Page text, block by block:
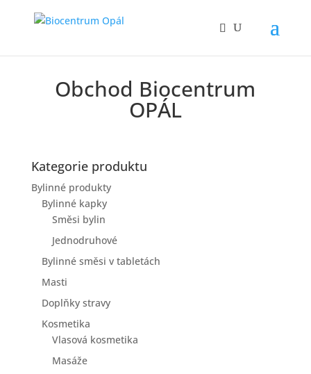
Obchod Biocentrum
OPÁL
Kategorie produktu
Bylinné produkty
Bylinné kapky
Směsi bylin
Jednodruhové
Bylinné směsi v tabletách
Masti
Doplňky stravy
Kosmetika
Vlasová kosmetika
Masáže